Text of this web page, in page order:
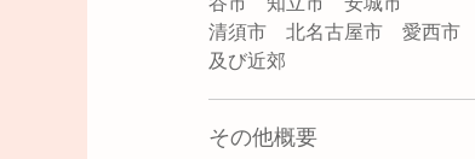
清須市 北名古屋市 愛西
及び近郊
その他概要